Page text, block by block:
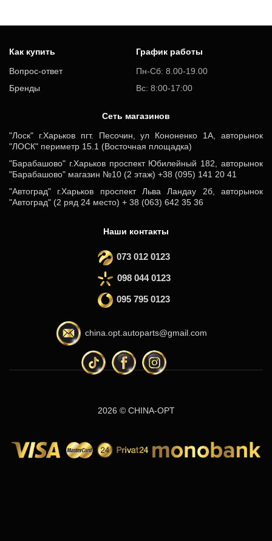
Как купить
Вопрос-ответ
Бренды
График работы
Пн-Сб: 8.00-19.00
Вс: 8:00-17:00
Cеть магазинов
"Лоск" г.Харьков пгт. Песочин, ул Кононенко 1А, авторынок
"ЛОСК" периметр 15.1 (Восточная площадка)
"Барабашово" г.Харьков проспект Юбилейный 182, авторынок
"Барабашово" магазин №10 (2 этаж) +38 (095) 141 20 41
"Автоград" г.Харьков проспект Льва Ландау 2б, авторынок
"Автоград" (2 ряд 24 место) + 38 (063) 642 35 36
Наши контакты
073 012 0123
098 044 0123
095 795 0123
china.opt.autoparts@gmail.com
2026 © CHINA-OPT